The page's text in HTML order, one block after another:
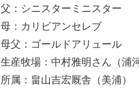
父：シニスターミニスター
母：カリビアンセレブ
母父：ゴールドアリュール
生産牧場：中村雅明さん（浦
所属：畠山吉宏厩舎（美浦）